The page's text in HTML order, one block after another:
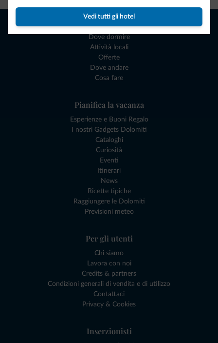
Vedi tutti gli hotel
Naviga
Dove dormire
Attività locali
Offerte
Dove andare
Cosa fare
Pianifica la vacanza
Esperienze e Buoni Regalo
I nostri Gadgets Dolomiti
Cataloghi
Curiosità
Eventi
Itinerari
News
Ricette tipiche
Raggiungere le Dolomiti
Previsioni meteo
Per gli utenti
Chi siamo
Lavora con noi
Credits & partners
Condizioni generali di vendita e di utilizzo
Contattaci
Privacy & Cookies
Inserzionisti